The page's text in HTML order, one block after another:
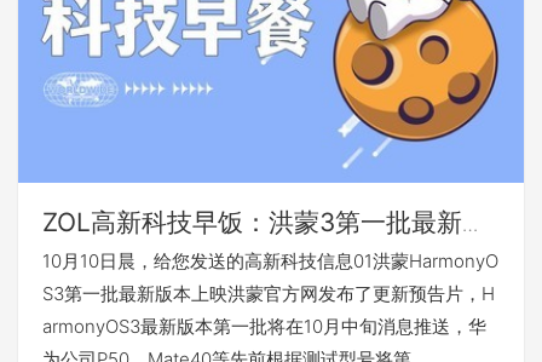
ZOL高新科技早饭：洪蒙3第一批最新版
本上映，小米手机发布第一款eSIM手机
上
10月10日晨，给您发送的高新科技信息01洪蒙HarmonyO
S3第一批最新版本上映洪蒙官方网发布了更新预告片，H
armonyOS3最新版本第一批将在10月中旬消息推送，华